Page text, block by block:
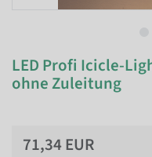
LED Profi Icicle-
ohne Zuleitung
71,34 EUR